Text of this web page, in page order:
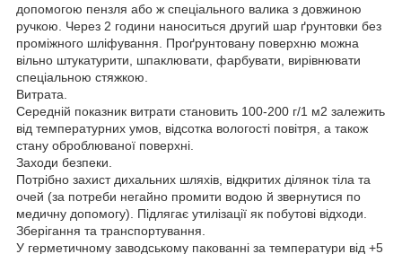
допомогою пензля або ж спеціального валика з довжиною
ручкою. Через 2 години наноситься другий шар ґрунтовки без
проміжного шліфування. Проґрунтовану поверхню можна
вільно штукатурити, шпаклювати, фарбувати, вирівнювати
спеціальною стяжкою.
Витрата.
Середній показник витрати становить 100-200 г/1 м2 залежить
від температурних умов, відсотка вологості повітря, а також
стану оброблюваної поверхні.
Заходи безпеки.
Потрібно захист дихальних шляхів, відкритих ділянок тіла та
очей (за потреби негайно промити водою й звернутися по
медичну допомогу). Підлягає утилізації як побутові відходи.
Зберігання та транспортування.
У герметичному заводському пакованні за температури від +5